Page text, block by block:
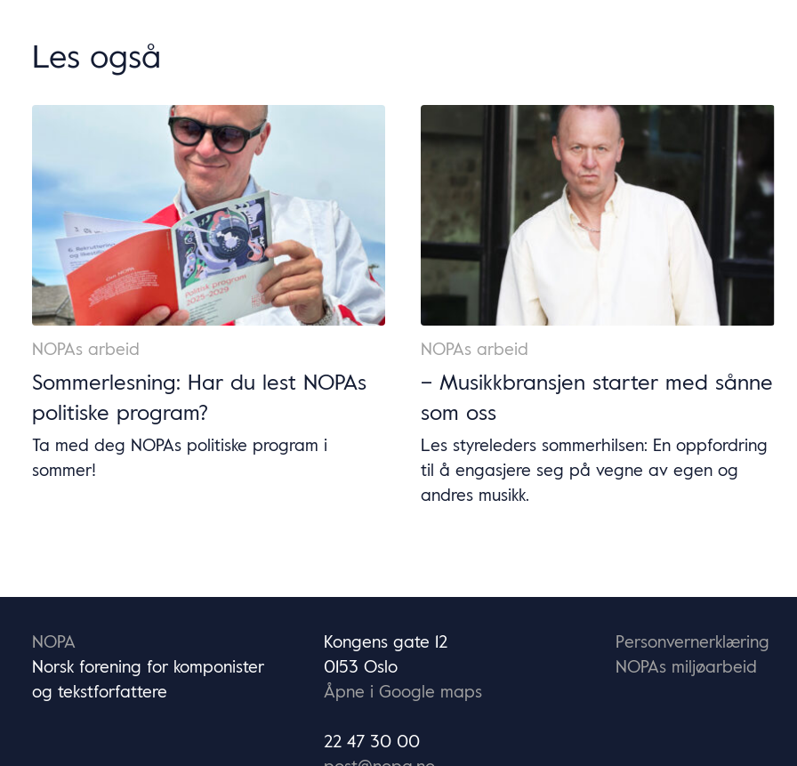
Les også
NOPAs arbeid
Sommerlesning: Har du lest NOPAs
politiske program?
Ta med deg NOPAs politiske program i
sommer!
NOPAs arbeid
– Musikkbransjen starter med sånne
som oss
Les styreleders sommerhilsen: En oppfordring
til å engasjere seg på vegne av egen og
andres musikk.
NOPA
Norsk forening for komponister
og tekstforfattere
Kongens gate 12
0153 Oslo
Åpne i Google maps
22 47 30 00
Personvernerklæring
NOPAs miljøarbeid